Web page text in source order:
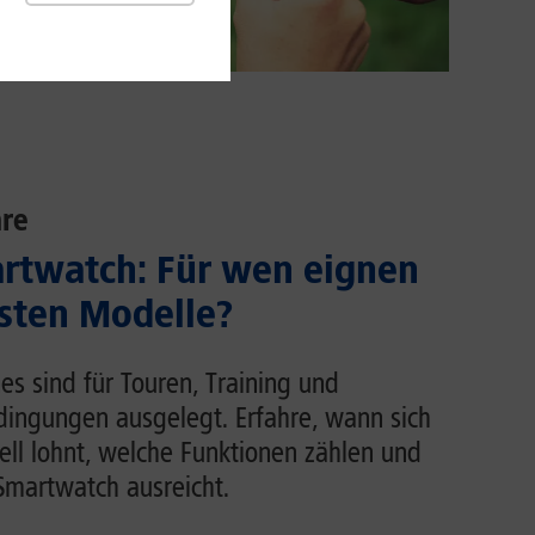
Für wen eignen
Modelle?
sind für Touren, Training und
ausgelegt. Erfahre, wann sich
lohnt, welche Funktionen zählen und
ausreicht.